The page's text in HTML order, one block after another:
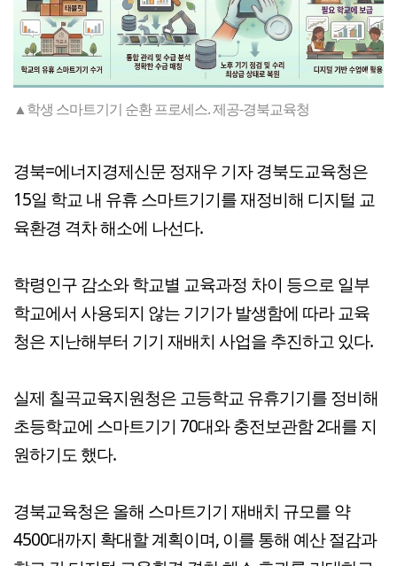
▲학생 스마트기기 순환 프로세스. 제공-경북교육청
경북=에너지경제신문 정재우 기자 경북도교육청은
15일 학교 내 유휴 스마트기기를 재정비해 디지털 교
육환경 격차 해소에 나선다.
학령인구 감소와 학교별 교육과정 차이 등으로 일부
학교에서 사용되지 않는 기기가 발생함에 따라 교육
청은 지난해부터 기기 재배치 사업을 추진하고 있다.
실제 칠곡교육지원청은 고등학교 유휴기기를 정비해
초등학교에 스마트기기 70대와 충전보관함 2대를 지
원하기도 했다.
경북교육청은 올해 스마트기기 재배치 규모를 약
4500대까지 확대할 계획이며, 이를 통해 예산 절감과